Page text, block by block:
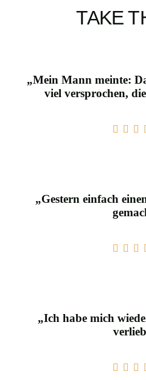
TAKE
„Mein Mann meinte:
viel versprochen,
„Gestern einfach
„Ich habe mich